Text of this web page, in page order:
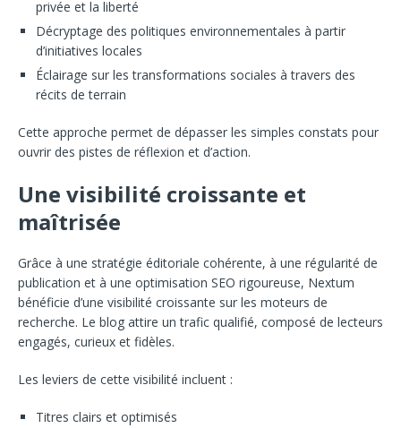
privée et la liberté
Décryptage des politiques environnementales à partir
d’initiatives locales
Éclairage sur les transformations sociales à travers des
récits de terrain
Cette approche permet de dépasser les simples constats pour
ouvrir des pistes de réflexion et d’action.
Une visibilité croissante et
maîtrisée
Grâce à une stratégie éditoriale cohérente, à une régularité de
publication et à une optimisation SEO rigoureuse, Nextum
bénéficie d’une visibilité croissante sur les moteurs de
recherche. Le blog attire un trafic qualifié, composé de lecteurs
engagés, curieux et fidèles.
Les leviers de cette visibilité incluent :
Titres clairs et optimisés